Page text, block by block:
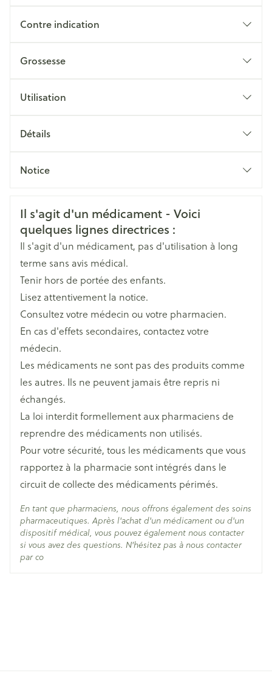
Contre indication
Grossesse
Utilisation
Détails
Largeur 65 mm
Longueur 100 mm
Profondeur 50 mm
Ingrédients
Actifs
dolutégravir sodium, lamivudine
Préservation
Température ambiante (15°C -
25°C)
Notice
Allemand
Néerlandais Néerlandais
Informations sur la sécurité
Il s'agit d'un médicament - Voici
quelques lignes directrices :
Il s'agit d'un médicament, pas d'utilisation à long
terme sans avis médical.
Tenir hors de portée des enfants.
Lisez attentivement la notice.
Consultez votre médecin ou votre pharmacien.
En cas d'effets secondaires, contactez votre
médecin.
Les médicaments ne sont pas des produits comme
les autres. Ils ne peuvent jamais être repris ni
échangés.
La loi interdit formellement aux pharmaciens de
reprendre des médicaments non utilisés.
Pour votre sécurité, tous les médicaments que vous
rapportez à la pharmacie sont intégrés dans le
circuit de collecte des médicaments périmés.
En tant que pharmaciens, nous offrons également des soins
pharmaceutiques. Après l'achat d'un médicament ou d'un
dispositif médical, vous pouvez également nous contacter
si vous avez des questions. N'hésitez pas à nous contacter
par co